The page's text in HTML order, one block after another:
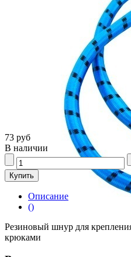
73 руб
В наличии
Описание
()
Резиновый шнур для
крюками